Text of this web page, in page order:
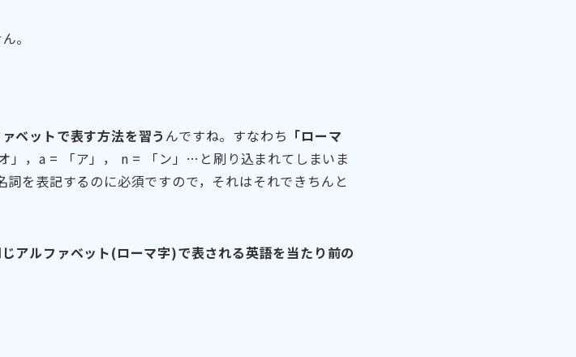
。
ベットで表す方法を習う んですね。すなわち 「ローマ
」，a = 「ア」， n = 「ン」…と刷り込まれてしまいま
を表記するのに必須ですので，それはそれできちんと
アルファベット(ローマ字)で表される英語を当たり前の